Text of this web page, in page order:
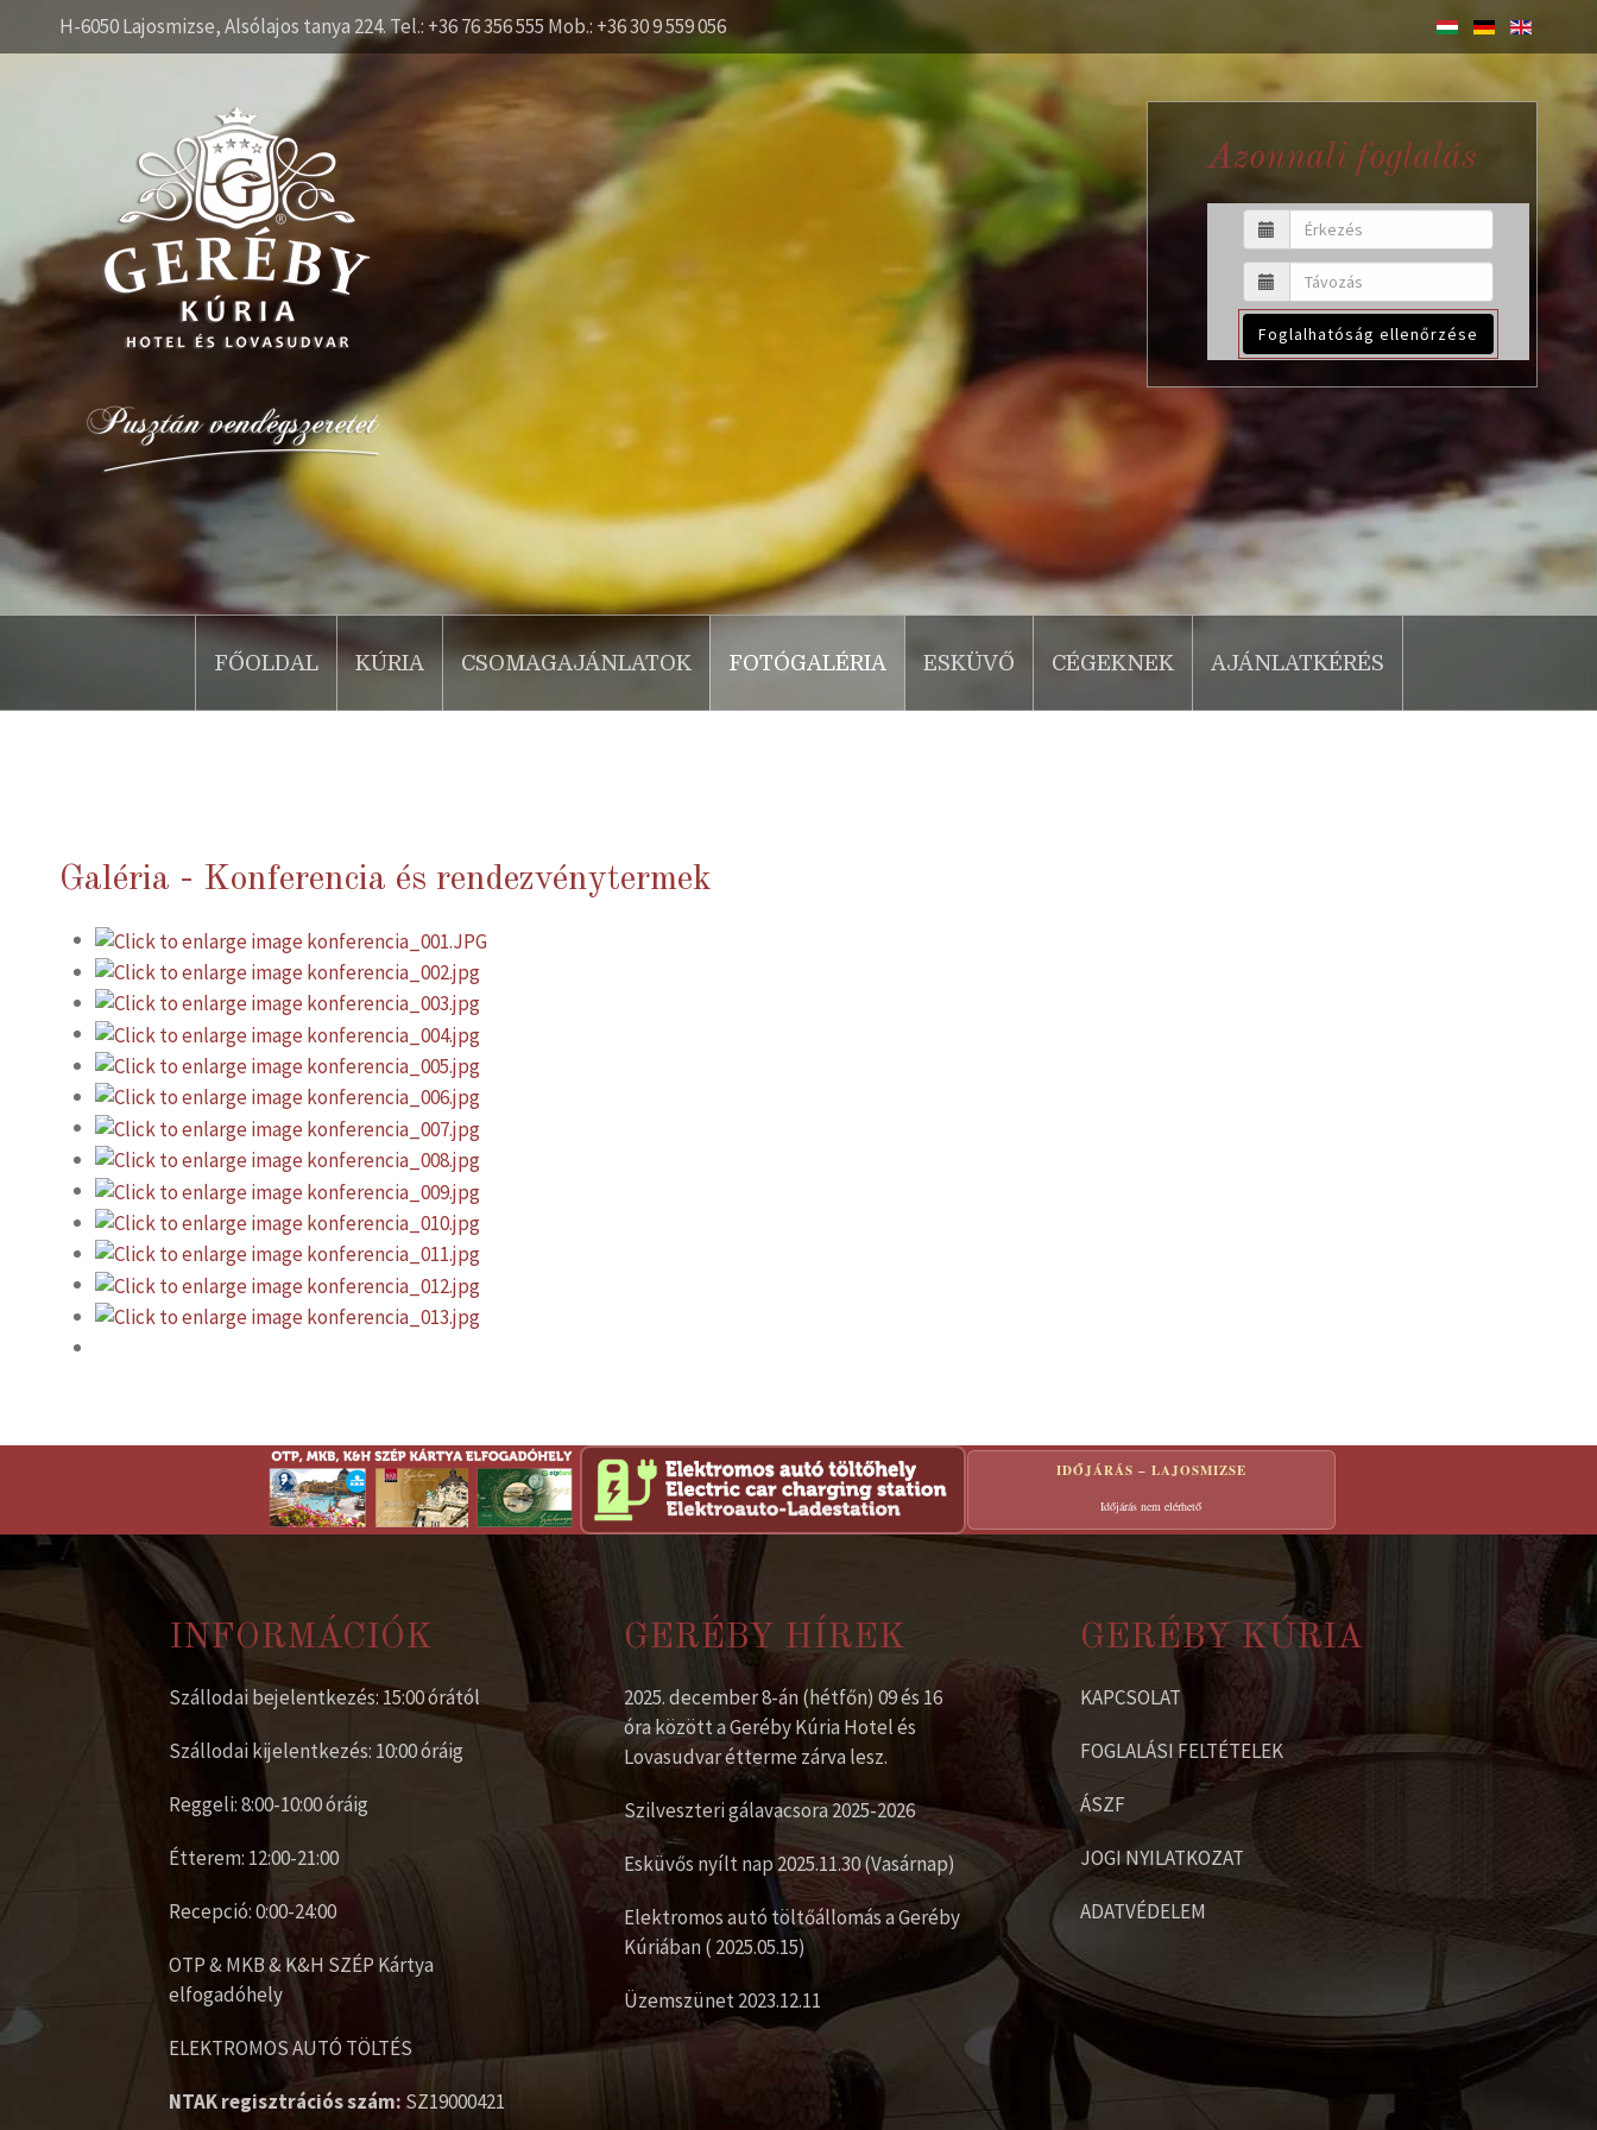
H-6050 Lajosmizse, Alsólajos tanya 224. Tel.: +36 76 356 555 Mob.: +36 30 9 559 056
Azonnali foglalás
Foglalhatóság ellenőrzése
FŐOLDAL KÚRIA CSOMAGAJÁNLATOK FOTÓGALÉRIA ESKÜVŐ CÉGEKNEK AJÁNLATKÉRÉS
Galéria - Konferencia és rendezvénytermek
IDŐJÁRÁS – LAJOSMIZSE
Időjárás nem elérhető
INFORMÁCIÓK
Szállodai bejelentkezés: 15:00 órától
Szállodai kijelentkezés: 10:00 óráig
Reggeli: 8:00-10:00 óráig
Étterem: 12:00-21:00
Recepció: 0:00-24:00
OTP & MKB & K&H SZÉP Kártya
elfogadóhely
ELEKTROMOS AUTÓ TÖLTÉS
NTAK regisztrációs szám: SZ19000421
GERÉBY HÍREK
2025. december 8-án (hétfőn) 09 és 16
óra között a Geréby Kúria Hotel és
Lovasudvar étterme zárva lesz.
Szilveszteri gálavacsora 2025-2026
Esküvős nyílt nap 2025.11.30 (Vasárnap)
Elektromos autó töltőállomás a Geréby
Kúriában ( 2025.05.15)
Üzemszünet 2023.12.11
GERÉBY KÚRIA
KAPCSOLAT
FOGLALÁSI FELTÉTELEK
ÁSZF
JOGI NYILATKOZAT
ADATVÉDELEM